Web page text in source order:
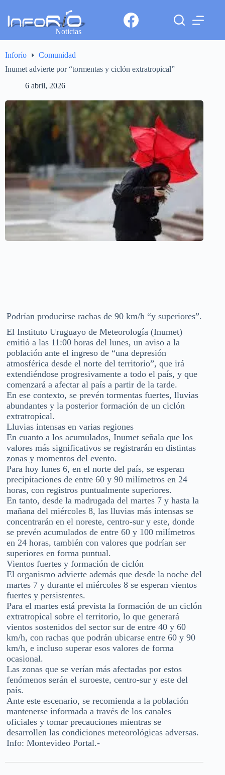
Noticias
Inforío
Comunidad
Inumet advierte por “tormentas y ciclón extratropical”
6 abril, 2026
Podrían producirse rachas de 90 km/h “y superiores”.
El Instituto Uruguayo de Meteorología (Inumet)
emitió a las 11:00 horas del lunes, un aviso a la
población ante el ingreso de “una depresión
atmosférica desde el norte del territorio”, que irá
extendiéndose progresivamente a todo el país, y que
comenzará a afectar al país a partir de la tarde.
En ese contexto, se prevén tormentas fuertes, lluvias
abundantes y la posterior formación de un ciclón
extratropical.
Lluvias intensas en varias regiones
En cuanto a los acumulados, Inumet señala que los
valores más significativos se registrarán en distintas
zonas y momentos del evento.
Para hoy lunes 6, en el norte del país, se esperan
precipitaciones de entre 60 y 90 milímetros en 24
horas, con registros puntualmente superiores.
En tanto, desde la madrugada del martes 7 y hasta la
mañana del miércoles 8, las lluvias más intensas se
concentrarán en el noreste, centro-sur y este, donde
se prevén acumulados de entre 60 y 100 milímetros
en 24 horas, también con valores que podrían ser
superiores en forma puntual.
Vientos fuertes y formación de ciclón
El organismo advierte además que desde la noche del
martes 7 y durante el miércoles 8 se esperan vientos
fuertes y persistentes.
Para el martes está prevista la formación de un ciclón
extratropical sobre el territorio, lo que generará
vientos sostenidos del sector sur de entre 40 y 60
km/h, con rachas que podrán ubicarse entre 60 y 90
km/h, e incluso superar esos valores de forma
ocasional.
Las zonas que se verían más afectadas por estos
fenómenos serán el suroeste, centro-sur y este del
país.
Ante este escenario, se recomienda a la población
mantenerse informada a través de los canales
oficiales y tomar precauciones mientras se
desarrollen las condiciones meteorológicas adversas.
Info: Montevideo Portal.-